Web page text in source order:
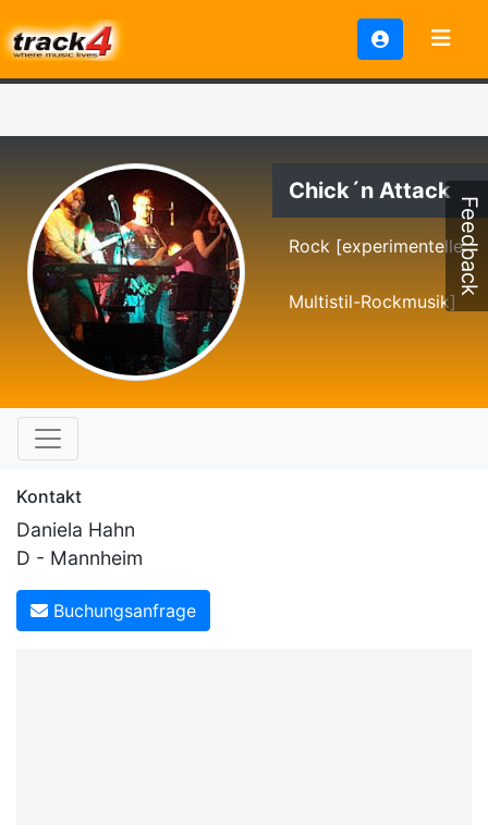
Chick´n Attack
Rock [experimentelle
Multistil-Rockmusik]
Kontakt
Daniela Hahn
D - Mannheim
Buchungsanfrage
Feedback